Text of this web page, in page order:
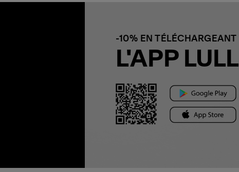
-10% EN TÉLÉCHARGEANT
L'APP LULLI